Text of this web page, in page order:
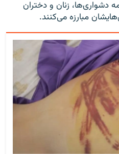
دشواری‌ها، زنان و دختران
مبارزه می‌کنند.